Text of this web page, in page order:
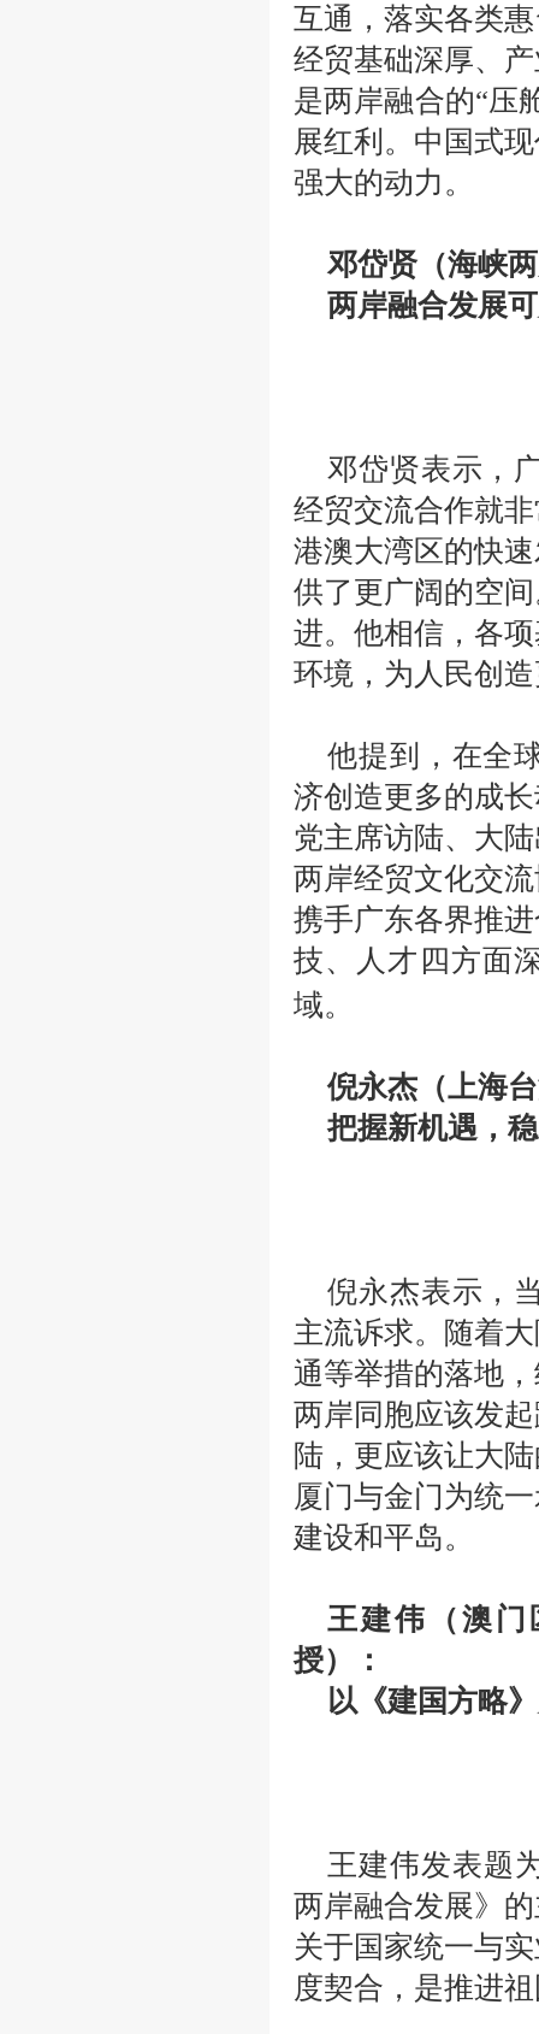
互通，落实各类
经贸基础深厚、
是两岸融合的“压
展红利。中国式
强大的动力。
邓岱贤（海峡
两岸融合发展
邓岱贤表示，
经贸交流合作就
港澳大湾区的快
供了更广阔的空
进。他相信，各
环境，为人民创
他提到，在全
济创造更多的成
党主席访陆、大
两岸经贸文化交
携手广东各界推
技、人才四方面
域。
倪永杰（上海
把握新机遇，
倪永杰表示，
主流诉求。随着
通等举措的落地
两岸同胞应该发
陆，更应该让大
厦门与金门为统
建设和平岛。
王建伟（澳
授）：
以《建国方略
王建伟发表题
两岸融合发展》
关于国家统一与
度契合，是推进